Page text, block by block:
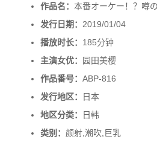
作品名： 本番オーケー！？噂
发行日期： 2019/01/04
播放时长： 185分钟
主演女优：
园田美樱
作品番号： ABP-816
发行地区：
日本
地区分类：
日韩
类别： 颜射,潮吹,巨乳